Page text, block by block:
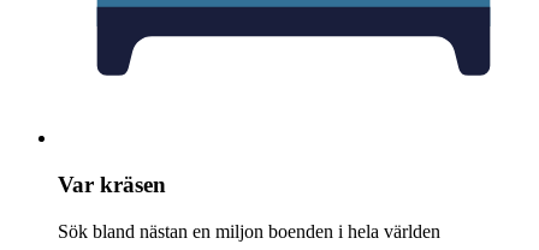
Var kräsen
Sök bland nästan en miljon boenden i hela världen